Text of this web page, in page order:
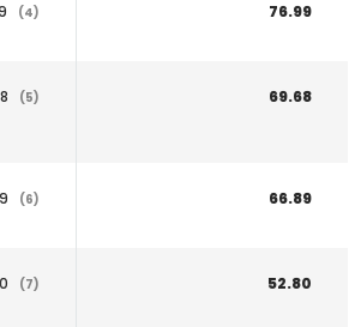
(4) 76.99
(5) 69.68
(6) 66.89
(7) 52.80